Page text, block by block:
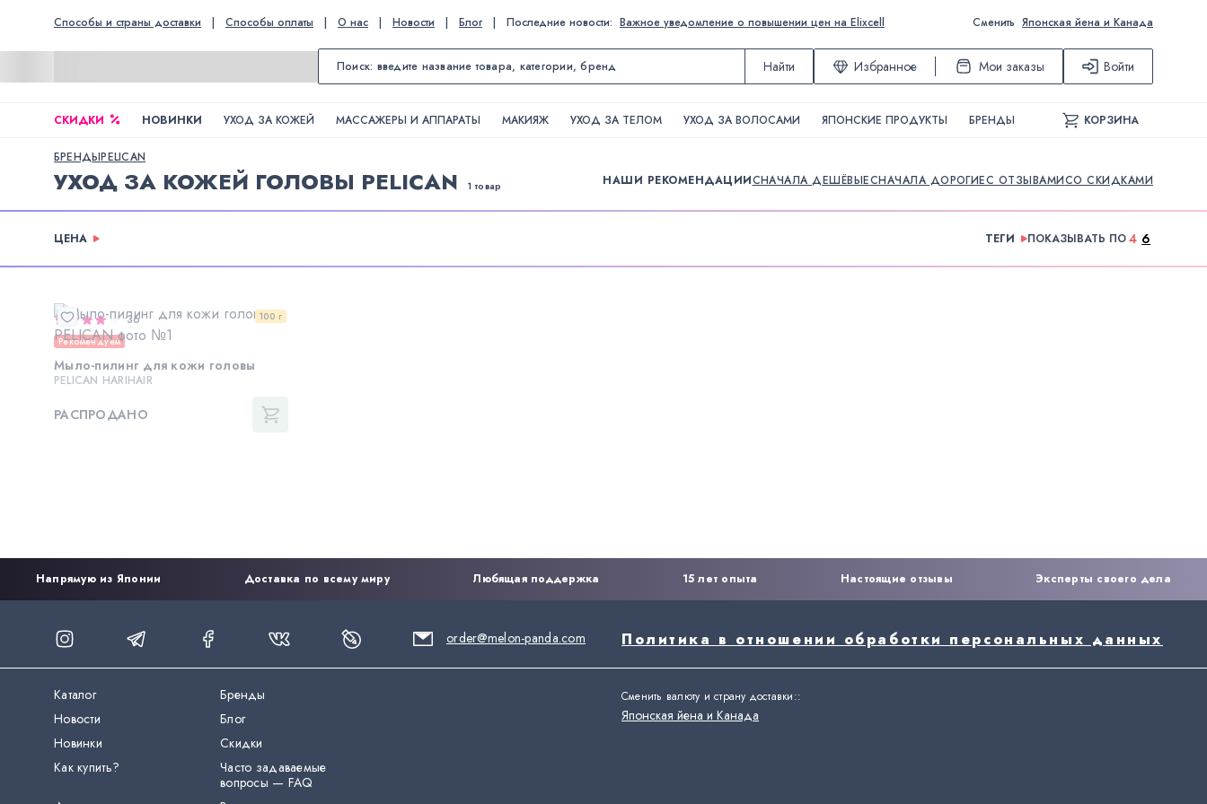
Способы и страны доставки | Способы оплаты | О нас | Новости | Блог | Последние новости: Важное уведомление о повышении цен на Elixcell Сменить Японская йена и Канада
Найти Избранное Мои заказы Войти
СКИДКИ НОВИНКИ УХОД ЗА КОЖЕЙ МАССАЖЕРЫ И АППАРАТЫ МАКИЯЖ УХОД ЗА ТЕЛОМ УХОД ЗА ВОЛОСАМИ ЯПОНСКИЕ ПРОДУКТЫ БРЕНДЫ КОРЗИНА
БРЕНДЫPELICAN
УХОД ЗА КОЖЕЙ ГОЛОВЫ PELICAN 1 товар НАШИ РЕКОМЕНДАЦИИСНАЧАЛА ДЕШЁВЫЕСНАЧАЛА ДОРОГИЕС ОТЗЫВАМИСО СКИДКАМИ
ЦЕНА ТЕГИ ПОКАЗЫВАТЬ ПО4 6
100 г
36
Рекомендуем
Мыло-пилинг для кожи головы
PELICAN HARIHAIR
РАСПРОДАНО
Напрямую из Японии Доставка по всему миру Любящая поддержка 15 лет опыта Настоящие отзывы Эксперты своего дела
order@melon-panda.com Политика в отношении обработки персональных данных
Каталог
Бренды
Новости
Блог
Новинки
Скидки
Как купить?
Часто задаваемые
вопросы — FAQ
Сменить валюту и страну доставки::
Японская йена и Канада